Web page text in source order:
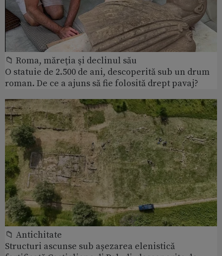
📁 Roma, măreţia şi declinul său
O statuie de 2.500 de ani, descoperită sub un drum
roman. De ce a ajuns să fie folosită drept pavaj?
📁 Antichitate
Structuri ascunse sub așezarea elenistică